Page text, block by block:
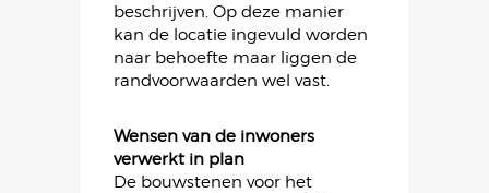
beschrijven. Op deze manier
kan de locatie ingevuld worden
naar behoefte maar liggen de
randvoorwaarden wel vast.
Wensen van de inwoners
verwerkt in plan
De bouwstenen voor het